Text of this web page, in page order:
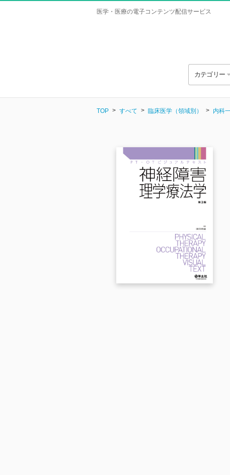
医学・医療の電子コンテンツ配信サービス
カテゴリー
TOP すべて 臨床医学（領域別） 内科